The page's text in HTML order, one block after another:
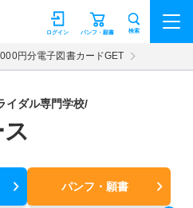
パンフ・願書
ログイン 検索
円分電子図書カードGET
イダル専門学校/
パンフ・願書